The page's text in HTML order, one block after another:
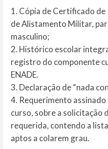
1. Cópia de Certificado
de Alistamento Militar,
masculino;
2. Histórico escolar
registro do componente
ENADE.
3. Declaração de “nada
4. Requerimento
curso, sobre a solicitação
requerida, contendo a
aptos a colarem grau.